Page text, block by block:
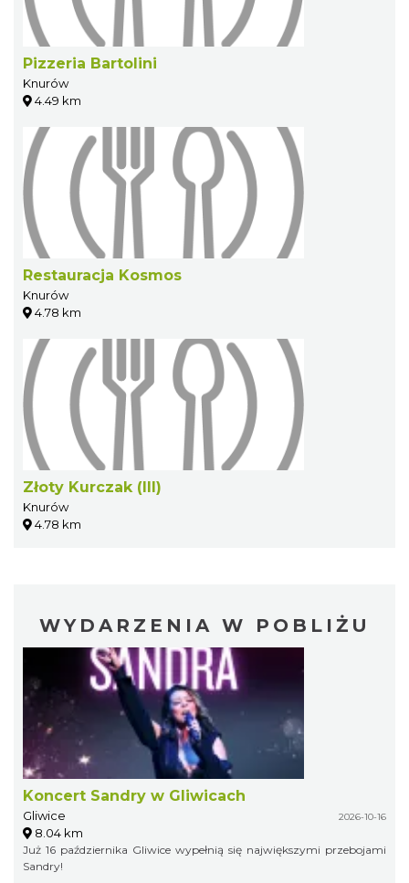
Pizzeria Bartolini
Knurów
4.49 km
Restauracja Kosmos
Knurów
4.78 km
Złoty Kurczak (III)
Knurów
4.78 km
WYDARZENIA W POBLIŻU
Koncert Sandry w Gliwicach
Gliwice 2026-10-16
8.04 km
Już 16 października Gliwice wypełnią się największymi przebojami
Sandry!